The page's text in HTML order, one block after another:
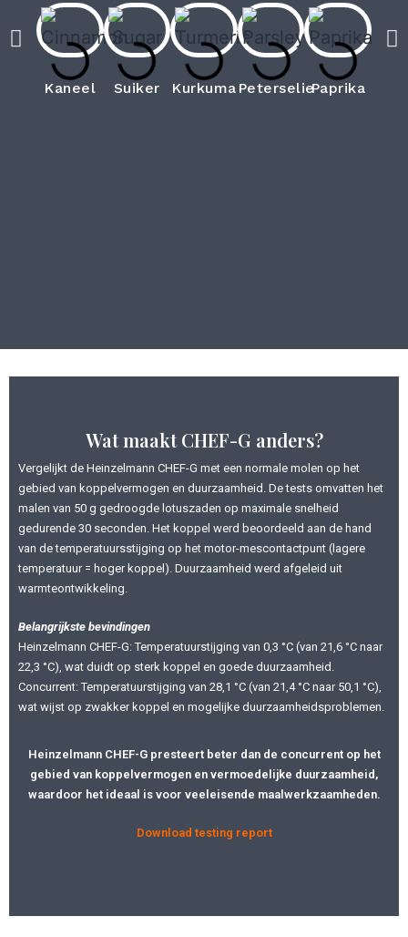
Kaneel Suiker Kurkuma PeterseliePaprika
Wat maakt CHEF-G anders?
Vergelijkt de Heinzelmann CHEF-G met een normale molen op het
gebied van koppelvermogen en duurzaamheid. De tests omvatten het
malen van 50 g gedroogde lotuszaden op maximale snelheid
gedurende 30 seconden. Het koppel werd beoordeeld aan de hand
van de temperatuursstijging op het motor-mescontactpunt (lagere
temperatuur = hoger koppel). Duurzaamheid werd afgeleid uit
warmteontwikkeling.
Belangrijkste bevindingen
Heinzelmann CHEF-G: Temperatuurstijging van 0,3 °C (van 21,6 °C naar
22,3 °C), wat duidt op sterk koppel en goede duurzaamheid.
Concurrent: Temperatuurstijging van 28,1 °C (van 21,4 °C naar 50,1 °C),
wat wijst op zwakker koppel en mogelijke duurzaamheidsproblemen.
Heinzelmann CHEF-G presteert beter dan de concurrent op het
gebied van koppelvermogen en vermoedelijke duurzaamheid,
waardoor het ideaal is voor veeleisende maalwerkzaamheden.
Download testing report